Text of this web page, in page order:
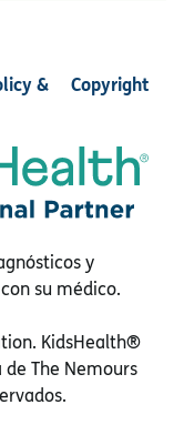
&
Copyright
y
su médico.
KidsHealth®
The Nemours